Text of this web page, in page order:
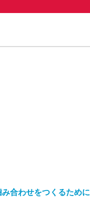
合わせをつくるために